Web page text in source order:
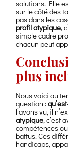
solutions. Elle
sur le côté des
pas dans les
profil atypique,
simple cadre
chacun peut
plus
Nous voici au
question :
l’avons vu, il
atypique, c’est
compétences
battus. Ces
handicaps,